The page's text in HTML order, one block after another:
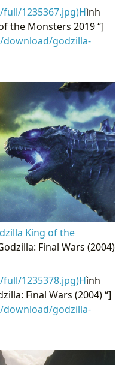
1235367.jpg)Hình
the Monsters 2019 “]
download/godzilla-
King of the
Final Wars (2004)
1235378.jpg)Hình
Final Wars (2004) “]
download/godzilla-